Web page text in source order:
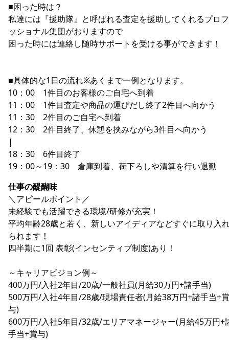
■困った時は？
私達には『援助隊』と呼ばれる査定を援助してくれるプロ
ッショナル集団がおりますので
困った時には連絡し随時サポートを受ける事ができます！
■具体的な1日の流れ※あくまで一例となります。
10：00 1件目のお客様のご自宅へ到着
11：00 1件目査定や商品の運びだし終了2件目へ向かう
11：30 2件目のご自宅へ到着
12：30 2件目終了、休憩を挟みながら3件目へ向かう
|
18：30 6件目終了
19：00～19：30 倉庫到着、荷下ろしや清算を行い退勤
仕事の醍醐味
＼アピールポイント／
未経験でも活躍できる環境/研修が充実！
平均年齢28歳と若く、新しいアイディアなどすぐに取り入
られます！
四半期に1回 表彰(インセンティブ制度)あり！
～キャリアビジョン例～
400万円/入社2年目/20歳/一般社員(月給30万円+諸手当)
500万円/入社4年目/28歳/現場責任者(月給38万円+諸手当+賞
与)
600万円/入社5年目/32歳/エリアマネージャー(月給45万円+
手当+賞与)